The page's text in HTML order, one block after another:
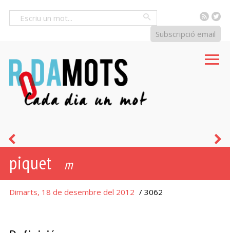
RSS
Subscripció email
piquet m
Dimarts, 18 de desembre del 2012 / 3062
reptar